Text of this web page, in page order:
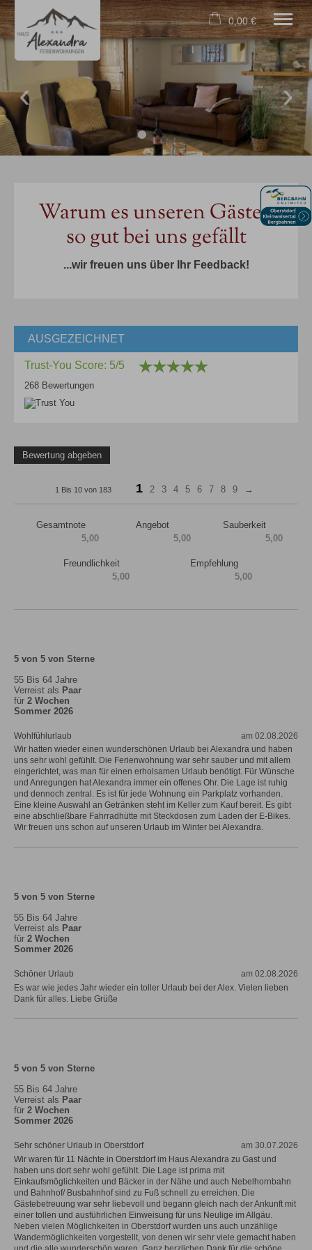
21. bis 28. August
2 Erwachsene
Home
Unser Haus
Kontakt
0,00 €
×
Warenkorb ist leer
Warum es unseren Gästen
so gut bei uns gefällt
...wir freuen uns über Ihr Feedback!
AUSGEZEICHNET
Trust-You Score: 5/5
268 Bewertungen
Bewertung abgeben
1 Bis 10 von 183 1 2 3 4 5 6 7 8 9 →
Gesamtnote
5,00
Angebot
5,00
Sauberkeit
5,00
Freundlichkeit
5,00
Empfehlung
5,00
5 von 5 von Sterne
55 Bis 64 Jahre
Verreist als Paar
für 2 Wochen
Sommer 2026
am 02.08.2026
Wohlfühlurlaub
Wir hatten wieder einen wunderschönen Urlaub bei Alexandra und haben
uns sehr wohl gefühlt. Die Ferienwohnung war sehr sauber und mit allem
eingerichtet, was man für einen erholsamen Urlaub benötigt. Für Wünsche
und Anregungen hat Alexandra immer ein offenes Ohr. Die Lage ist ruhig
und dennoch zentral. Es ist für jede Wohnung ein Parkplatz vorhanden.
Eine kleine Auswahl an Getränken steht im Keller zum Kauf bereit. Es gibt
eine abschließbare Fahrradhütte mit Steckdosen zum Laden der E-Bikes.
Wir freuen uns schon auf unseren Urlaub im Winter bei Alexandra.
5 von 5 von Sterne
55 Bis 64 Jahre
Verreist als Paar
für 2 Wochen
Sommer 2026
am 02.08.2026
Schöner Urlaub
Es war wie jedes Jahr wieder ein toller Urlaub bei der Alex. Vielen lieben
Dank für alles. Liebe Grüße
5 von 5 von Sterne
55 Bis 64 Jahre
Verreist als Paar
für 2 Wochen
Sommer 2026
am 30.07.2026
Sehr schöner Urlaub in Oberstdorf
Wir waren für 11 Nächte in Oberstdorf im Haus Alexandra zu Gast und
haben uns dort sehr wohl gefühlt. Die Lage ist prima mit
Einkaufsmöglichkeiten und Bäcker in der Nähe und auch Nebelhornbahn
und Bahnhof/ Busbahnhof sind zu Fuß schnell zu erreichen. Die
Gästebetreuung war sehr liebevoll und begann gleich nach der Ankunft mit
einer tollen und ausführlichen Einweisung für uns Neulige im Allgäu.
Neben vielen Möglichkeiten in Oberstdorf wurden uns auch unzählige
Wandermöglichkeiten vorgestellt, von denen wir sehr viele gemacht haben